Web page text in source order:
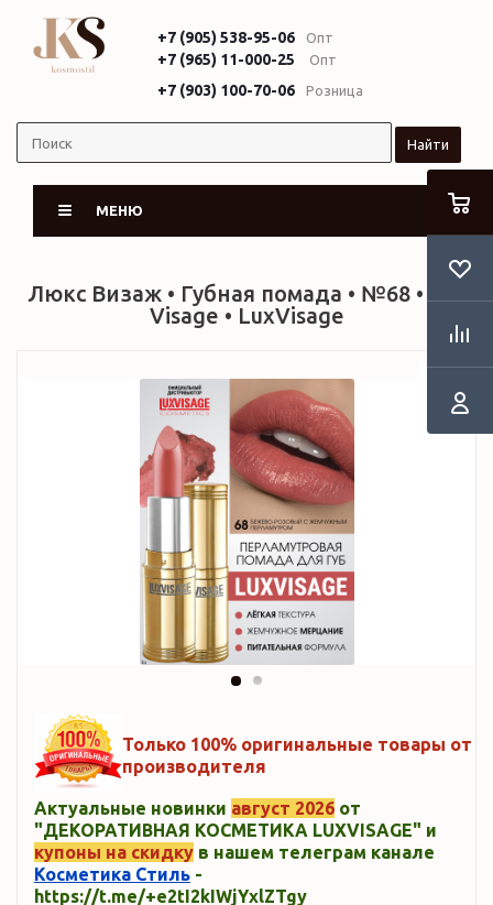
+7 (905) 538-95-06 Опт
+7 (965) 11-000-25 Опт
+7 (903) 100-70-06 Розница
Найти
МЕНЮ
Люкс Визаж • Губная помада • №68 • Lux
Visage • LuxVisage
Только 100% оригинальные товары от
производителя
Актуальные новинки август 2026 от
"ДЕКОРАТИВНАЯ КОСМЕТИКА LUXVISAGE" и
купоны на скидку в нашем телеграм канале
Косметика Стиль -
https://t.me/+e2tI2kIWjYxlZTgy